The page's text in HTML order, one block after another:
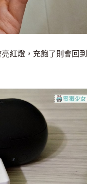
紅燈，充飽了則會回到